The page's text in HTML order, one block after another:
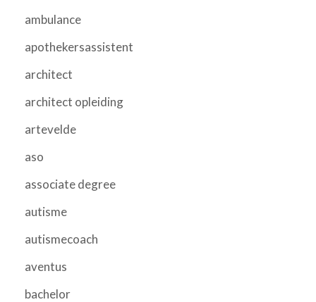
ambulance
apothekersassistent
architect
architect opleiding
artevelde
aso
associate degree
autisme
autismecoach
aventus
bachelor